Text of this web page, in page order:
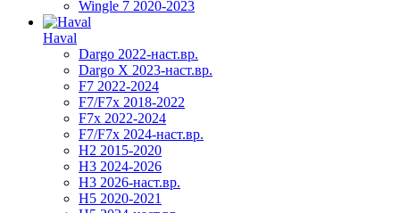
Wingle 7 2020-2023
Haval
Dargo 2022-наст.вр.
Dargo X 2023-наст.вр.
F7 2022-2024
F7/F7x 2018-2022
F7x 2022-2024
F7/F7x 2024-наст.вр.
H2 2015-2020
H3 2024-2026
H3 2026-наст.вр.
H5 2020-2021